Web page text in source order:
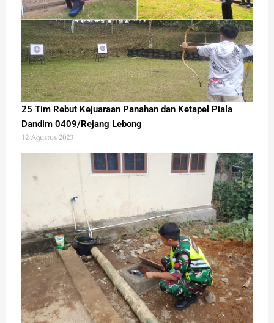
25 Tim Rebut Kejuaraan Panahan dan Ketapel Piala
Dandim 0409/Rejang Lebong
12 Agustus 2023